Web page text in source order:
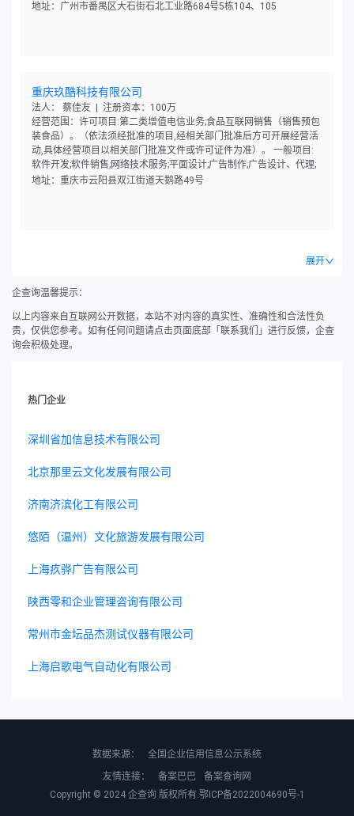
地址：广州市番禺区大石街石北工业路684号5栋104、105
重庆玖酷科技有限公司
法人： 蔡佳友 | 注册资本：100万
经营范围：许可项目:第二类增值电信业务;食品互联网销售（销售预包
装食品）。（依法须经批准的项目,经相关部门批准后方可开展经营活
动,具体经营项目以相关部门批准文件或许可证件为准）。 一般项目:
软件开发;软件销售;网络技术服务;平面设计;广告制作;广告设计、代理;
广告发布（非广播电台、电视台、报刊出版单位）;市场营销策划;图文
地址：重庆市云阳县双江街道天鹅路49号
展开
企查询温馨提示：
以上内容来自互联网公开数据，本站不对内容的真实性、准确性和合法性负
责，仅供您参考。如有任何问题请点击页面底部「联系我们」进行反馈，企查
询会积极处理。
热门企业
深圳省加信息技术有限公司
北京那里云文化发展有限公司
济南济滨化工有限公司
悠陌（温州）文化旅游发展有限公司
上海疚骅广告有限公司
陕西零和企业管理咨询有限公司
常州市金坛品杰测试仪器有限公司
上海启歌电气自动化有限公司
数据来源：
全国企业信用信息公示系统
友情连接：
备案巴巴
备案查询网
Copyright © 2024 企查询版权所有.鄂ICP备2022004690号-1